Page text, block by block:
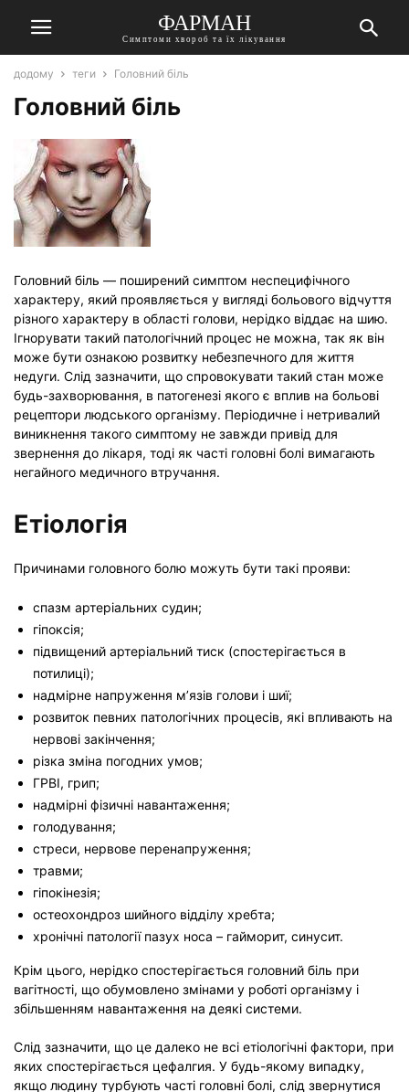
ФАРМАН
Симптоми хвороб та їх лікування
додому теги Головний біль
Головний біль
Головний біль — поширений симптом неспецифічного
характеру, який проявляється у вигляді больового відчуття
різного характеру в області голови, нерідко віддає на шию.
Ігнорувати такий патологічний процес не можна, так як він
може бути ознакою розвитку небезпечного для життя
недуги. Слід зазначити, що спровокувати такий стан може
будь-захворювання, в патогенезі якого є вплив на больові
рецептори людського організму. Періодичне і нетривалий
виникнення такого симптому не завжди привід для
звернення до лікаря, тоді як часті головні болі вимагають
негайного медичного втручання.
Етіологія
Причинами головного болю можуть бути такі прояви:
спазм артеріальних судин;
гіпоксія;
підвищений артеріальний тиск (спостерігається в
потилиці);
надмірне напруження м’язів голови і шиї;
розвиток певних патологічних процесів, які впливають на
нервові закінчення;
різка зміна погодних умов;
ГРВІ, грип;
надмірні фізичні навантаження;
голодування;
стреси, нервове перенапруження;
травми;
гіпокінезія;
остеохондроз шийного відділу хребта;
хронічні патології пазух носа – гайморит, синусит.
Крім цього, нерідко спостерігається головний біль при
вагітності, що обумовлено змінами у роботі організму і
збільшенням навантаження на деякі системи.
Слід зазначити, що це далеко не всі етіологічні фактори, при
яких спостерігається цефалгия. У будь-якому випадку,
якщо людину турбують часті головні болі, слід звернутися